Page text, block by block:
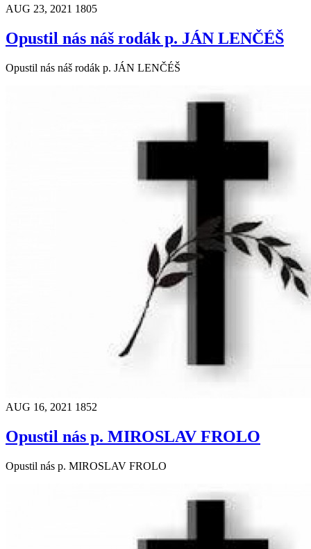
AUG 23, 2021 1805
Opustil nás náš rodák p. JÁN LENČÉŠ
Opustil nás náš rodák p. JÁN LENČÉŠ
AUG 16, 2021 1852
Opustil nás p. MIROSLAV FROLO
Opustil nás p. MIROSLAV FROLO